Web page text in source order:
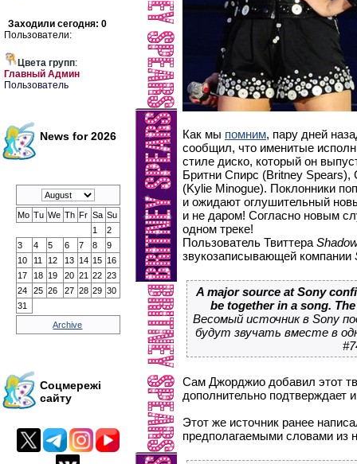
Заходили сегодня: 0
Пользователи:
Цвета групп:
Главный Админ
Пользователь
News for 2026
Mo Tu We Th Fr Sa Su
1
2
3
4 5 6 7 8
9
10
11 12 13 14 15 16
17
18 19 20 21 22 23
24
25 26 27 28 29 30
31
Archive
Соцмережі
сайту
Как мы помним, пару дней
сообщил, что именитые
стиле диско, который он
Бритни Спирс (Britney
(Kylie Minogue). Поклонники
и ожидают оглушительный
и не даром! Согласно новым
одном треке!
Пользователь Твиттера
звукозаписывающей компании
A major source at Sony
be together in a song.
Весомый источник в Sony
будут звучать вместе в
Сам Джорджио добавил этот
дополнительно
Этот же источник ранее
предполагаемыми словами из